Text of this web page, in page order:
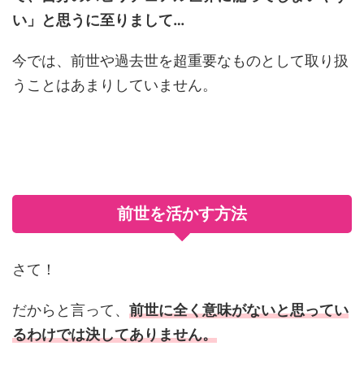
い」と思うに至りまして…
今では、前世や過去世を超重要なものとして取り扱
うことはあまりしていません。
前世を活かす方法
さて！
だからと言って、 前世に全く意味がないと思ってい
るわけでは決してありません。